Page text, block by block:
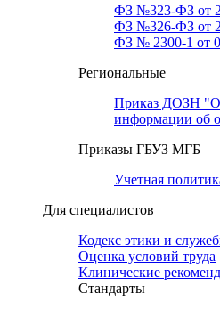
ФЗ №323-ФЗ от
ФЗ №326-ФЗ от
ФЗ № 2300-1 от
Региональные
Приказ ДОЗН "Об
информации об
Приказы ГБУЗ МГБ
Учетная
Для специалистов
Кодекс этики и
Оценка условий труда
Клинические
Cтандарты